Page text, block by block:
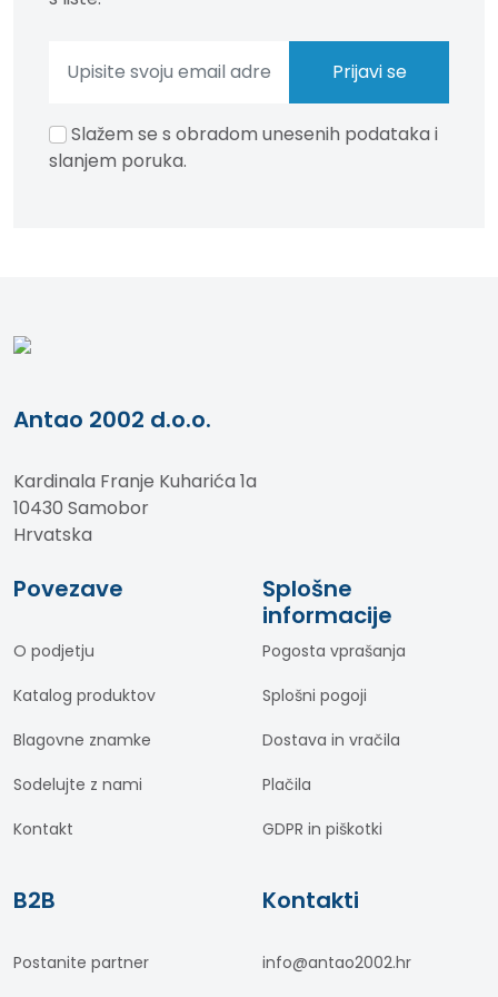
Slažem se s obradom unesenih podataka i
slanjem poruka.
Antao 2002 d.o.o.
Kardinala Franje Kuharića 1a
10430 Samobor
Hrvatska
Povezave
O podjetju
Katalog produktov
Blagovne znamke
Sodelujte z nami
Kontakt
Splošne
informacije
Pogosta vprašanja
Splošni pogoji
Dostava in vračila
Plačila
GDPR in piškotki
B2B
Postanite partner
Kontakti
info@antao2002.hr